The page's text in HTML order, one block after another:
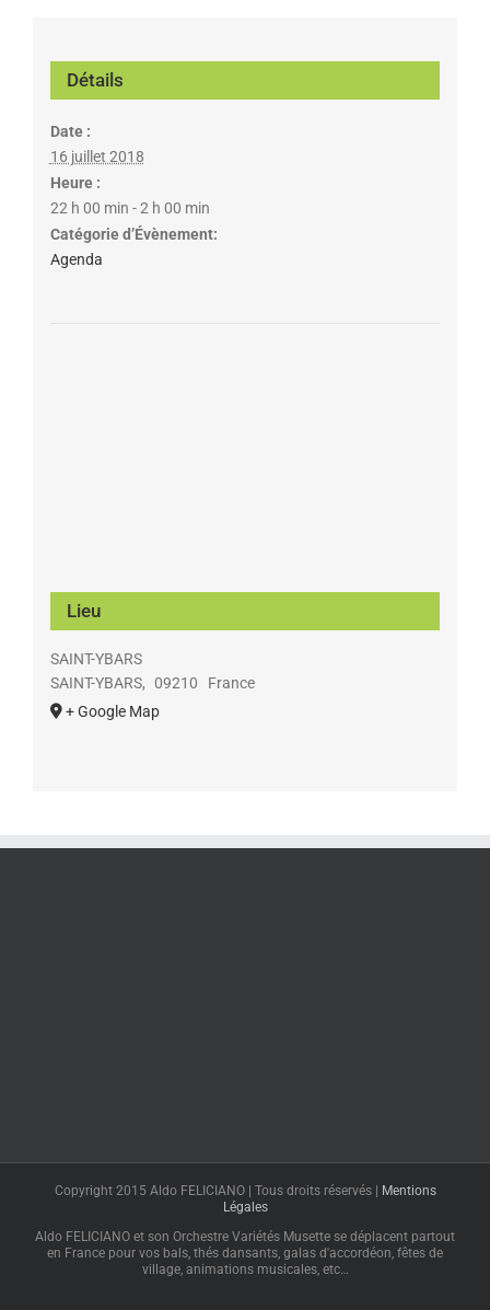
Détails
Date :
16 juillet 2018
Heure :
22 h 00 min - 2 h 00 min
Catégorie d’Évènement:
Agenda
Lieu
SAINT-YBARS
SAINT-YBARS, 09210
France
+ Google Map
Copyright 2015 Aldo FELICIANO | Tous droits réservés |
Mentions
Légales
Aldo FELICIANO et son Orchestre Variétés Musette se déplacent partout
en France pour vos bals, thés dansants, galas d'accordéon, fêtes de
village, animations musicales, etc…